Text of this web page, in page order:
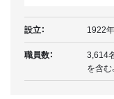
設立：
1922
職員数：
3,614
を含む